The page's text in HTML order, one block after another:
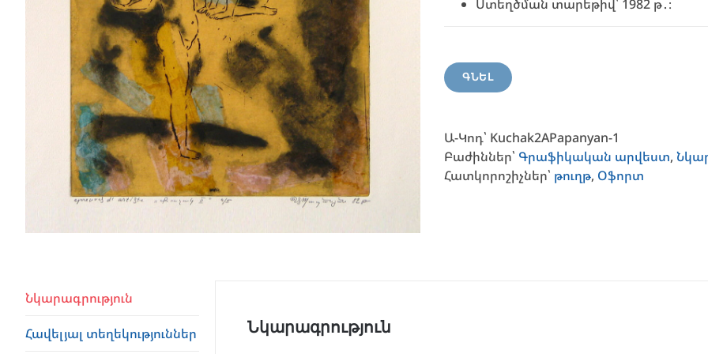
Ստեղծման տարեթիվ՝ 1982 թ․։
ԳՆԵԼ
Ա-Կոդ՝ Kuchak2APapanyan-1
Բաժիններ՝ Գրաֆիկական արվեստ,
Հատկորոշիչներ՝ թուղթ, Օֆորտ
Նկարագրություն
Հավելյալ տեղեկություններ Նկարագրություն